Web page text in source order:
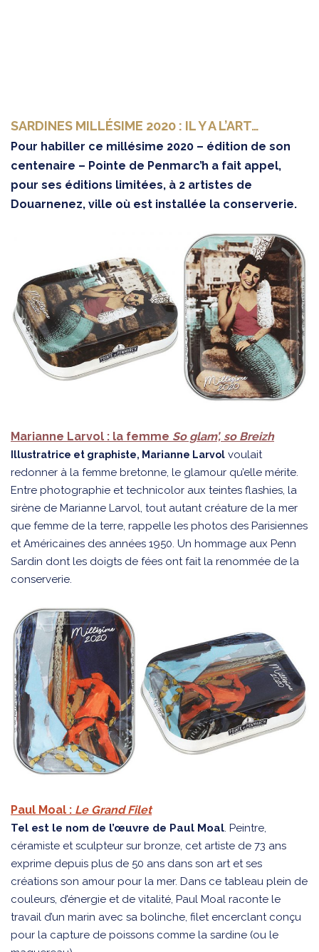
SARDINES MILLÉSIME 2020 : IL Y A L’ART…
Pour habiller ce millésime 2020 – édition de son
centenaire – Pointe de Penmarc’h a fait appel,
pour ses éditions limitées, à 2 artistes de
Douarnenez, ville où est installée la conserverie.
Marianne Larvol : la femme So glam’, so Breizh
Illustratrice et graphiste, Marianne Larvol voulait
redonner à la femme bretonne, le glamour qu’elle mérite.
Entre photographie et technicolor aux teintes flashies, la
sirène de Marianne Larvol, tout autant créature de la mer
que femme de la terre, rappelle les photos des Parisiennes
et Américaines des années 1950. Un hommage aux Penn
Sardin dont les doigts de fées ont fait la renommée de la
conserverie.
Paul Moal : Le Grand Filet
Tel est le nom de l’œuvre de Paul Moal. Peintre,
céramiste et sculpteur sur bronze, cet artiste de 73 ans
exprime depuis plus de 50 ans dans son art et ses
créations son amour pour la mer. Dans ce tableau plein de
couleurs, d’énergie et de vitalité, Paul Moal raconte le
travail d’un marin avec sa bolinche, filet encerclant conçu
pour la capture de poissons comme la sardine (ou le